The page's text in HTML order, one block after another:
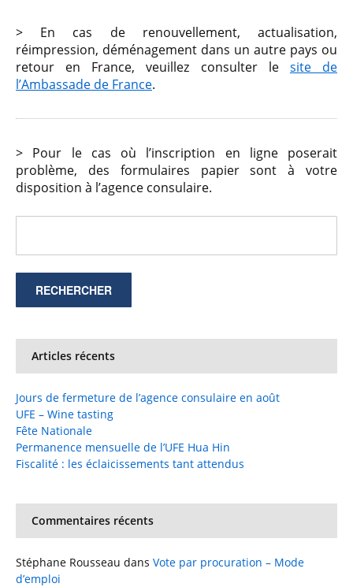
> En cas de renouvellement, actualisation,
réimpression, déménagement dans un autre pays ou
retour en France, veuillez consulter le site de
l’Ambassade de France.
> Pour le cas où l’inscription en ligne poserait
problème, des formulaires papier sont à votre
disposition à l’agence consulaire.
Articles récents
Jours de fermeture de l’agence consulaire en août
UFE – Wine tasting
Fête Nationale
Permanence mensuelle de l’UFE Hua Hin
Fiscalité : les éclaicissements tant attendus
Commentaires récents
Stéphane Rousseau dans Vote par procuration – Mode
d’emploi